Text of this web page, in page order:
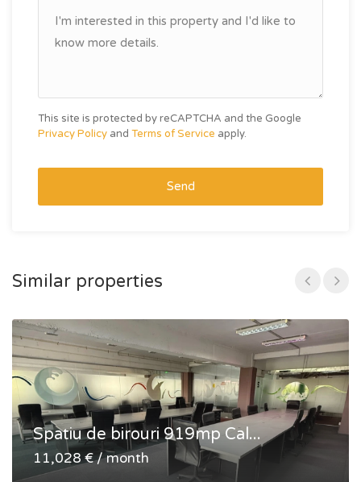
This site is protected by reCAPTCHA and the Google
Privacy Policy and Terms of Service apply.
Send
Similar properties
Spatiu de birouri 919mp Cal...
11,028 € / month